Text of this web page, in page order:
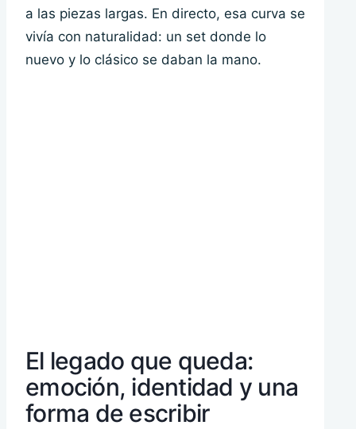
a las piezas largas. En directo, esa curva se
vivía con naturalidad: un set donde lo
nuevo y lo clásico se daban la mano.
El legado que queda:
emoción, identidad y una
forma de escribir